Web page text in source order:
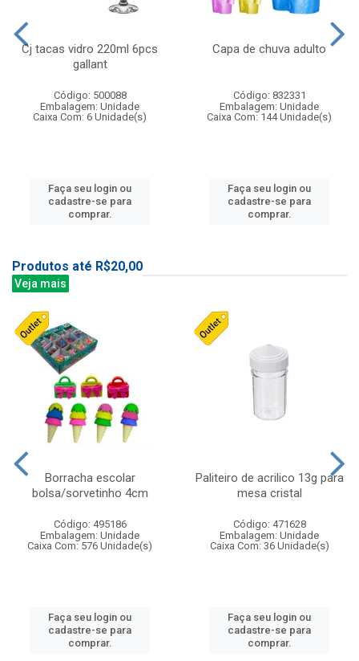
Cj tacas vidro 220ml 6pcs
gallant
Código: 500088
Embalagem: Unidade
Caixa Com: 6 Unidade(s)
Faça seu login ou
cadastre-se para
comprar.
Capa de chuva adulto
Código: 832331
Embalagem: Unidade
Caixa Com: 144 Unidade(s)
Faça seu login ou
cadastre-se para
comprar.
Produtos até R$20,00
Veja mais
Borracha escolar
bolsa/sorvetinho 4cm
Código: 495186
Embalagem: Unidade
Caixa Com: 576 Unidade(s)
Faça seu login ou
cadastre-se para
comprar.
Paliteiro de acrilico 13g para
mesa cristal
Código: 471628
Embalagem: Unidade
Caixa Com: 36 Unidade(s)
Faça seu login ou
cadastre-se para
comprar.